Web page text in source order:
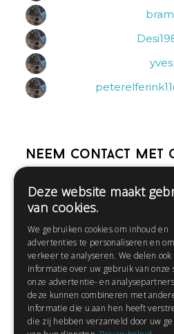
Neem contact met
Help
Contact
Snel
Gratis
Deze website maakt
van cookies.
We gebruiken cookies om inhoud en
advertenties te personaliseren en
verkeer te analyseren. We delen ook
informatie over uw gebruik van onze
onze advertentie- en
deze kunnen combineren met
informatie die u aan hen heeft
die zij hebben verzameld door uw